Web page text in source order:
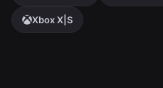
Xbox X|S